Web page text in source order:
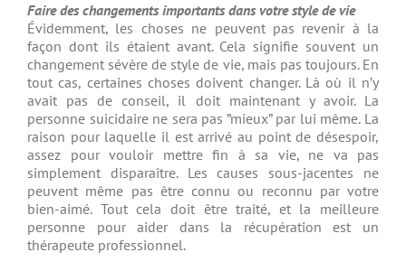
Faire des changements importants dans votre style de vie
Évidemment, les choses ne peuvent pas revenir à la
façon dont ils étaient avant. Cela signifie souvent un
changement sévère de style de vie, mais pas toujours. En
tout cas, certaines choses doivent changer. Là où il n’y
avait pas de conseil, il doit maintenant y avoir. La
personne suicidaire ne sera pas ”mieux” par lui même. La
raison pour laquelle il est arrivé au point de désespoir,
assez pour vouloir mettre fin à sa vie, ne va pas
simplement disparaître. Les causes sous-jacentes ne
peuvent même pas être connu ou reconnu par votre
bien-aimé. Tout cela doit être traité, et la meilleure
personne pour aider dans la récupération est un
thérapeute professionnel.